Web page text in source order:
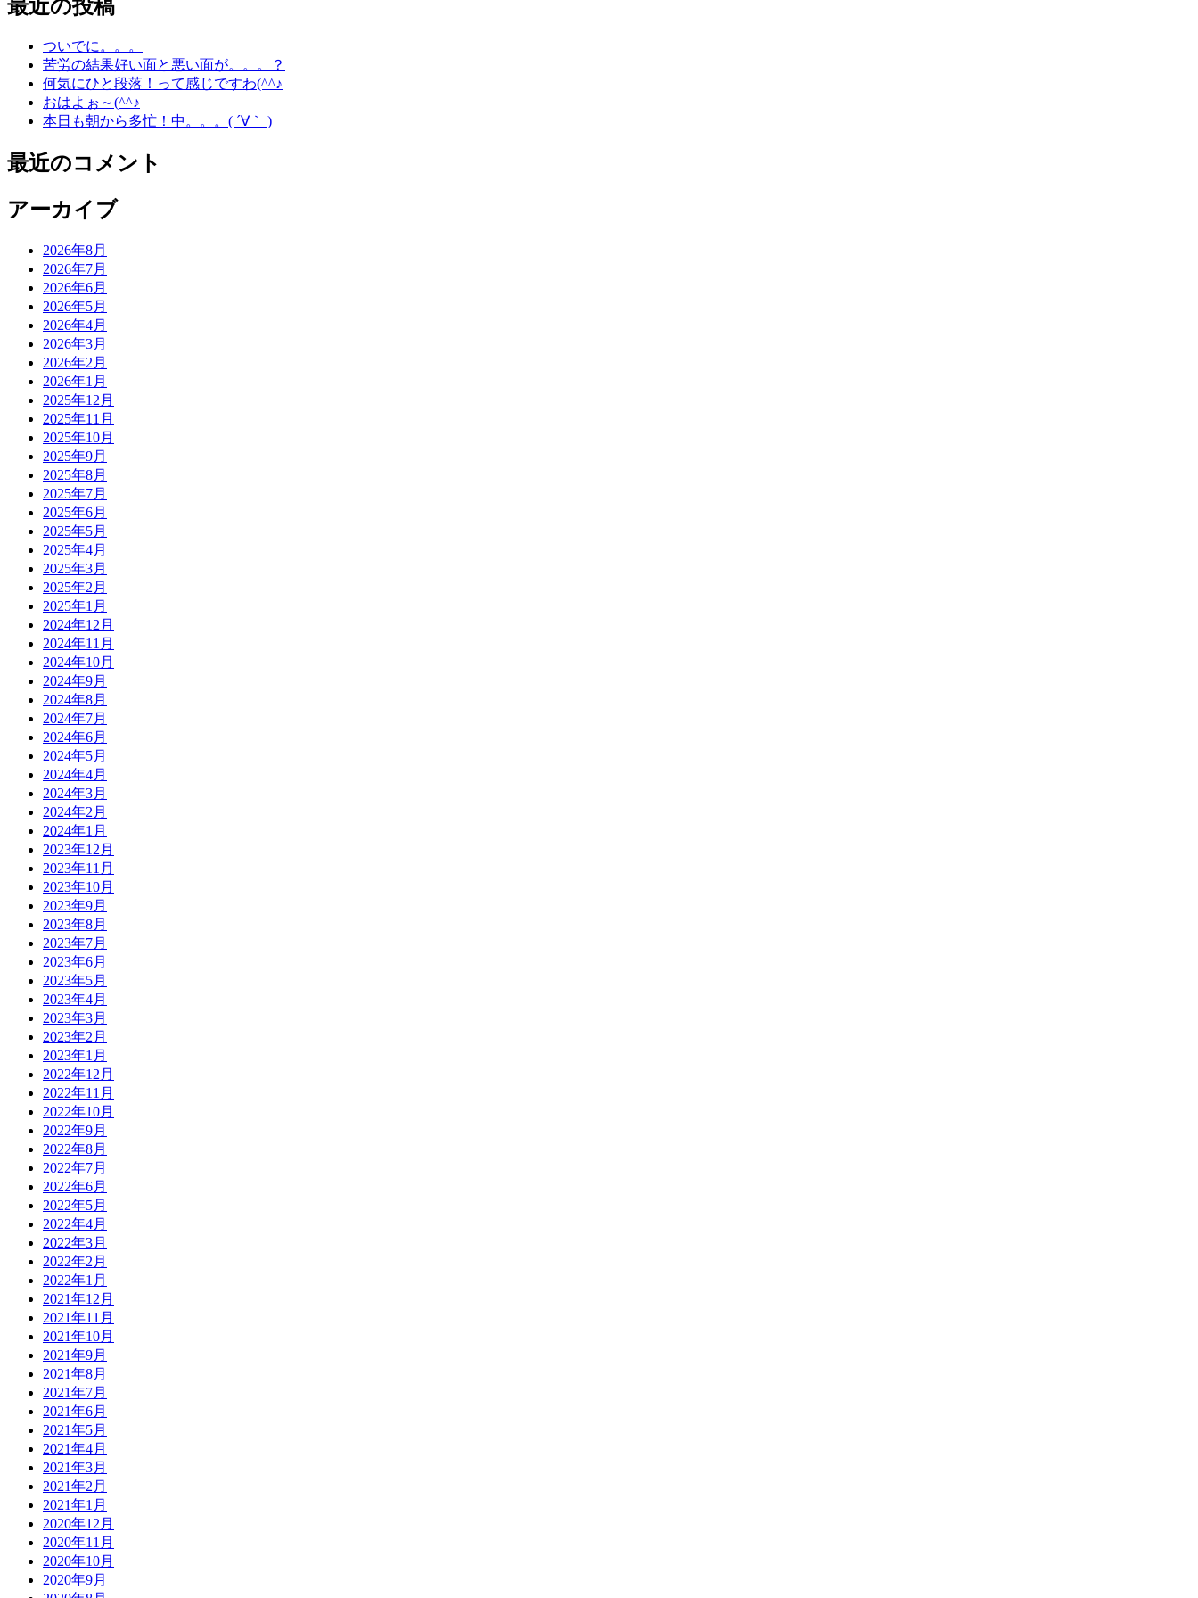
最近の投稿
ついでに。。。
苦労の結果好い面と悪い面が。。。？
何気にひと段落！って感じですわ(^^♪
おはよぉ～(^^♪
本日も朝から多忙！中。。。( ´∀｀ )
最近のコメント
アーカイブ
2026年8月
2026年7月
2026年6月
2026年5月
2026年4月
2026年3月
2026年2月
2026年1月
2025年12月
2025年11月
2025年10月
2025年9月
2025年8月
2025年7月
2025年6月
2025年5月
2025年4月
2025年3月
2025年2月
2025年1月
2024年12月
2024年11月
2024年10月
2024年9月
2024年8月
2024年7月
2024年6月
2024年5月
2024年4月
2024年3月
2024年2月
2024年1月
2023年12月
2023年11月
2023年10月
2023年9月
2023年8月
2023年7月
2023年6月
2023年5月
2023年4月
2023年3月
2023年2月
2023年1月
2022年12月
2022年11月
2022年10月
2022年9月
2022年8月
2022年7月
2022年6月
2022年5月
2022年4月
2022年3月
2022年2月
2022年1月
2021年12月
2021年11月
2021年10月
2021年9月
2021年8月
2021年7月
2021年6月
2021年5月
2021年4月
2021年3月
2021年2月
2021年1月
2020年12月
2020年11月
2020年10月
2020年9月